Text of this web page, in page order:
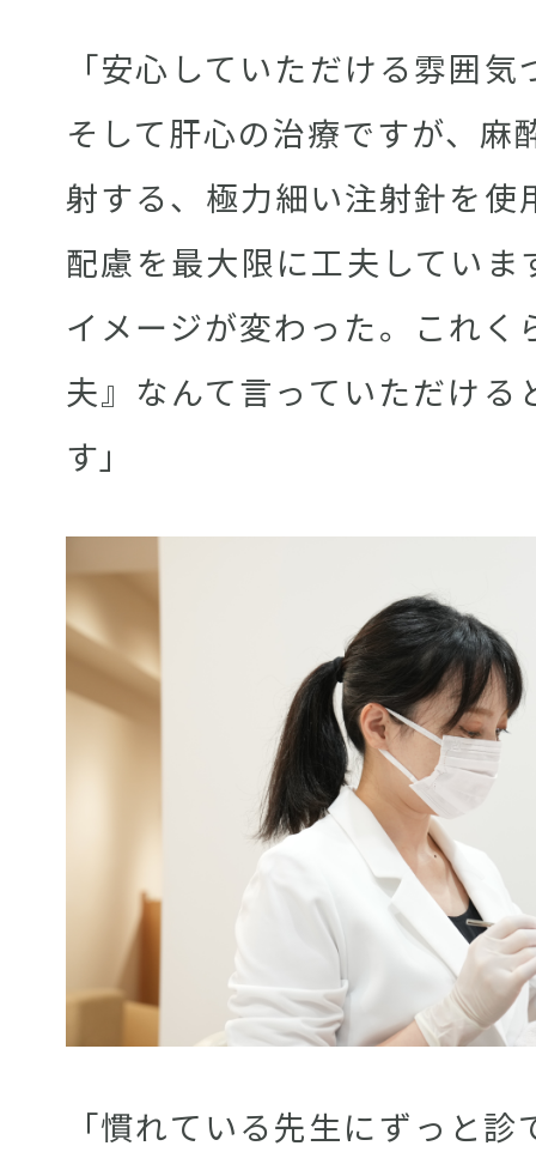
「安心していただける雰囲
そして肝心の治療ですが、
射する、極力細い注射針を使
配慮を最大限に工夫していま
イメージが変わった。これく
夫』なんて言っていただける
す」
「慣れている先生にずっと